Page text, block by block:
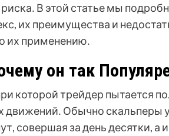
В этой статье мы
их преимущества и
их применению․
он так
которой трейдер пытается
движений․ Обычно
совершая за день десятки, а